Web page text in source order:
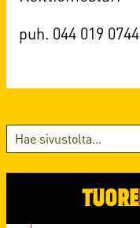
puh. 044 019 0744